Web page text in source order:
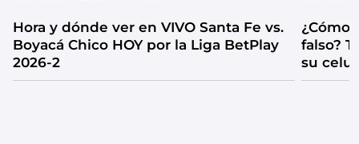
Hora y dónde ver en VIVO Santa Fe vs.
Boyacá Chico HOY por la Liga BetPlay
2026-2
¿Cómo
falso?
su